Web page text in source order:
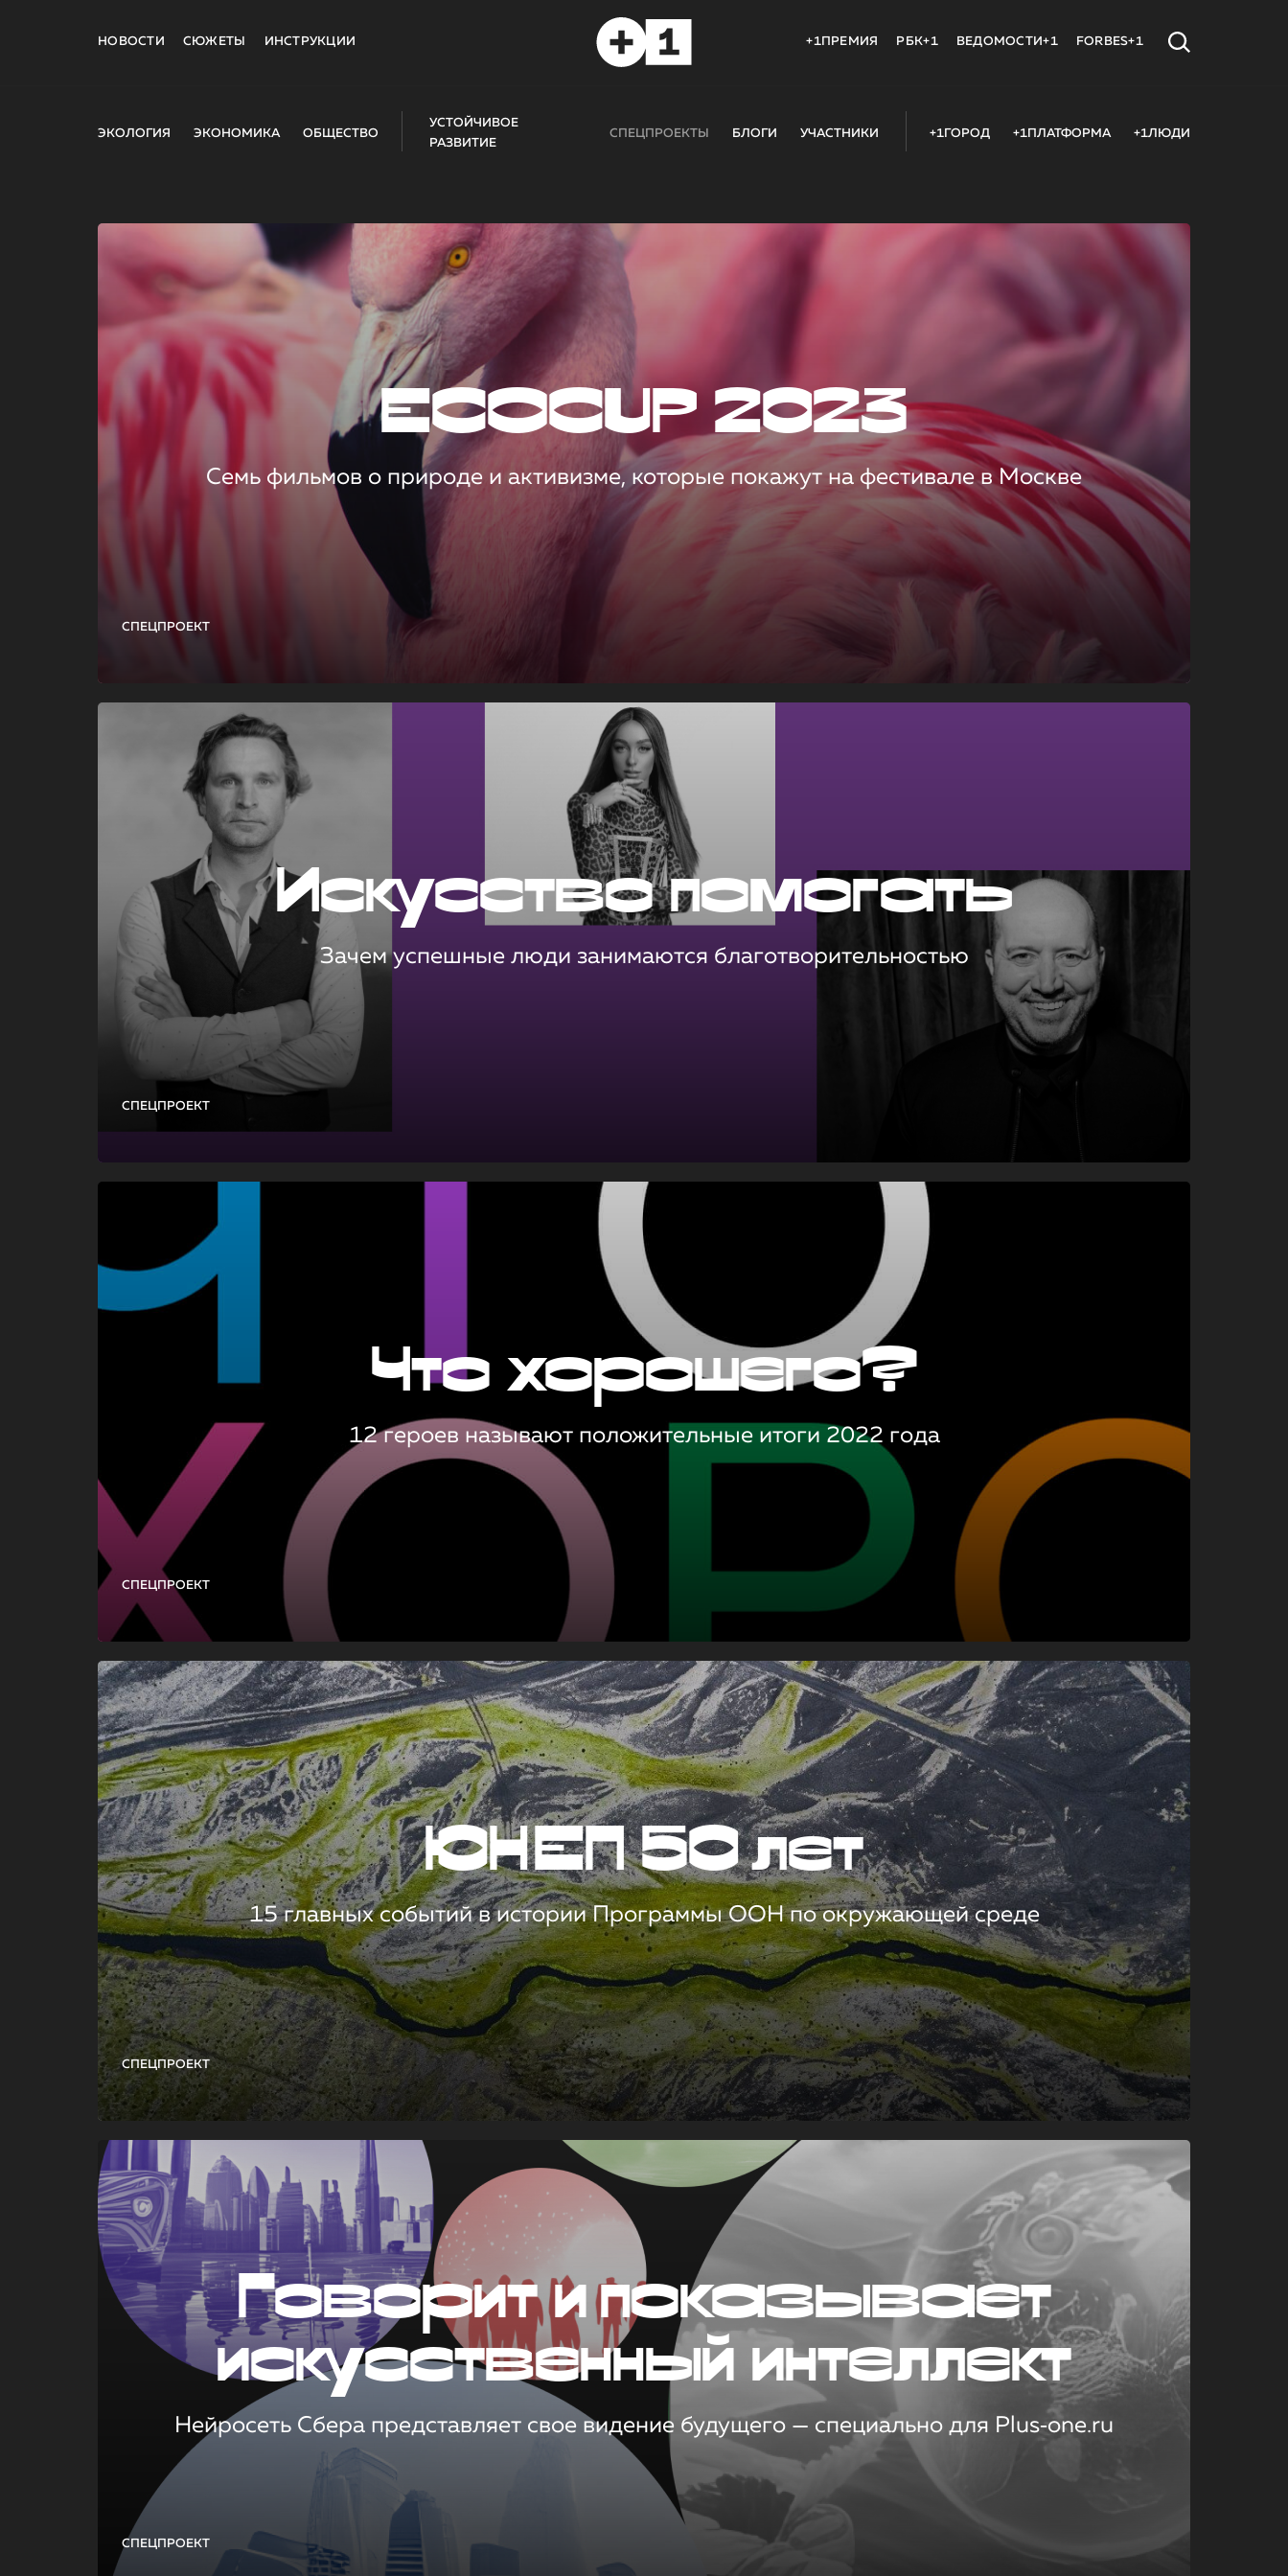
НОВОСТИ СЮЖЕТЫ ИНСТРУКЦИИ +1ПРЕМИЯ РБК+1 ВЕДОМОСТИ+1 FORBES+1
ЭКОЛОГИЯ ЭКОНОМИКА ОБЩЕСТВО
УСТОЙЧИВОЕ
РАЗВИТИЕ
СПЕЦПРОЕКТЫ БЛОГИ УЧАСТНИКИ +1ГОРОД +1ПЛАТФОРМА +1ЛЮДИ
СПЕЦПРОЕКТ
ECOCUP 2023
Семь фильмов о природе и активизме, которые покажут на фестивале в Москве
СПЕЦПРОЕКТ
Искусство помогать
Зачем успешные люди занимаются благотворительностью
СПЕЦПРОЕКТ
Что хорошего?
12 героев называют положительные итоги 2022 года
СПЕЦПРОЕКТ
ЮНЕП 50 лет
15 главных событий в истории Программы ООН по окружающей среде
СПЕЦПРОЕКТ
Говорит и показывает
искусственный интеллект
Нейросеть Сбера представляет свое видение будущего — специально для Plus‑one.ru